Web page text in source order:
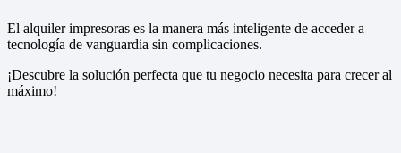
El alquiler impresoras es la manera más inteligente de acceder a
tecnología de vanguardia sin complicaciones.
¡Descubre la solución perfecta que tu negocio necesita para crecer al
máximo!